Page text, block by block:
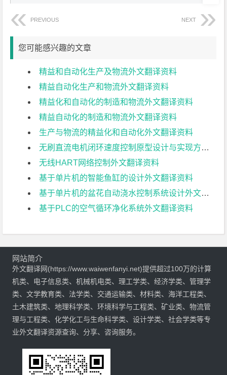
PREVIOUS NEXT
您可能感兴趣的文章
精益和自动化生产及物流外文翻译资料
精益自动化生产和物流外文翻译资料
精益化和自动化的制造和物流外文翻译资料
精益自动化的制造和物流外文翻译资料
生产与物流的精益化和自动化外文翻译资料
无刷直流电机闭环速度控制原型设计与实现方法外文翻译资料
无线HART网络控制外文翻译资料
基于单片机的智能鱼缸的设计外文翻译资料
基于单片机的盆花自动浇水控制系统设计外文翻译资料
基于PLC的空气循环净化系统外文翻译资料
网站简介
外文翻译网(https://www.waiwenfanyi.net)提供超过100万的计算
机类、电子信息类、机械机电类、理工学类、经济学类、管理学
类、文学教育类、法学类、交通运输类、材料类、海洋工程类、
土木建筑类、地理科学类、环境科学与工程类、矿业类、物流管
理与工程类、化学化工与生命科学类、设计学类、社会学类等专
业外文翻译资源查询、分享、咨询服务。